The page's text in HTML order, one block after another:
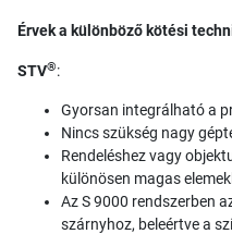
Érvek a különböző kötési
STV®:
Gyorsan integrálható a
Nincs szükség nagy
Rendeléshez vagy
különösen magas
Az S 9000 rendszerben
szárnyhoz, beleértve a